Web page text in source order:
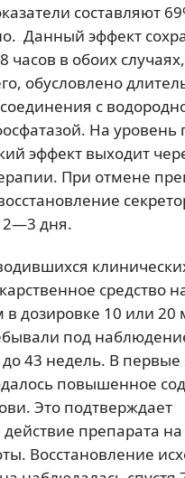
составляют
Данный эффект
часов в обоих
обусловлено
с
На уровень
эффект выходит
При отмене
2—3 дня.
средство
дозировке 10 или 20
под
43 недель. В первые
повышенное
Это подтверждает
препарата
Восстановление